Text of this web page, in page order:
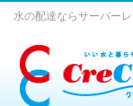
水の配達ならサーバー